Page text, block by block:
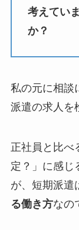
考えてい
か？
私の元に相談
派遣の求人を
正社員と比べ
定？」に感じ
が、短期派遣
る働き方なの